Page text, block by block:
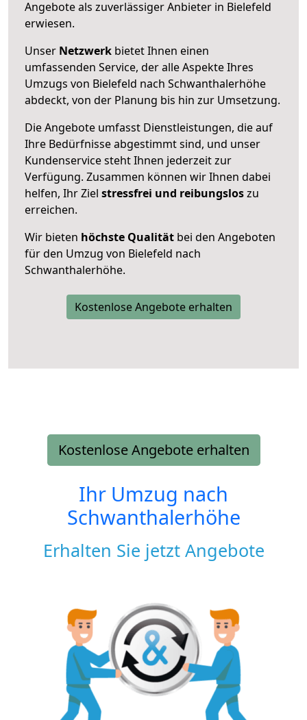
Angebote als zuverlässiger Anbieter in Bielefeld
erwiesen.
Unser Netzwerk bietet Ihnen einen
umfassenden Service, der alle Aspekte Ihres
Umzugs von Bielefeld nach Schwanthalerhöhe
abdeckt, von der Planung bis hin zur Umsetzung.
Die Angebote umfasst Dienstleistungen, die auf
Ihre Bedürfnisse abgestimmt sind, und unser
Kundenservice steht Ihnen jederzeit zur
Verfügung. Zusammen können wir Ihnen dabei
helfen, Ihr Ziel stressfrei und reibungsloszu
erreichen.
Wir bieten höchste Qualität bei den Angeboten
für den Umzug von Bielefeld nach
Schwanthalerhöhe.
Kostenlose Angebote erhalten
Kostenlose Angebote erhalten
Ihr Umzug nach
Schwanthalerhöhe
Erhalten Sie jetzt Angebote